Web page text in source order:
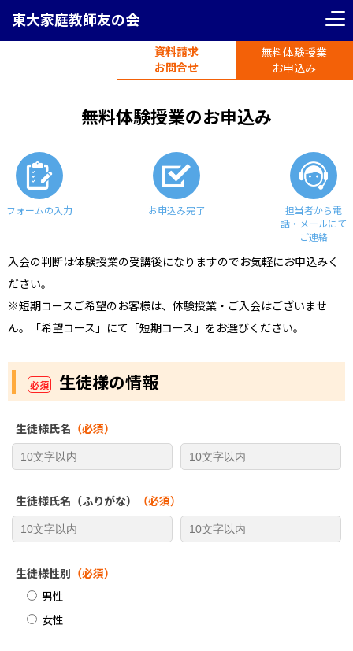
東大家庭教師友の会
資料請求
お問合せ
無料体験授業
お申込み
無料体験授業のお申込み
フォームの入力 お申込み完了
担当者から電
話・メールにて
ご連絡
入会の判断は体験授業の受講後になりますのでお気軽にお申込みく
ださい。
※短期コースご希望のお客様は、体験授業・ご入会はございませ
ん。「希望コース」にて「短期コース」をお選びください。
必須 生徒様の情報
生徒様氏名 （必須）
生徒様氏名（ふりがな） （必須）
生徒様性別 （必須）
男性
女性